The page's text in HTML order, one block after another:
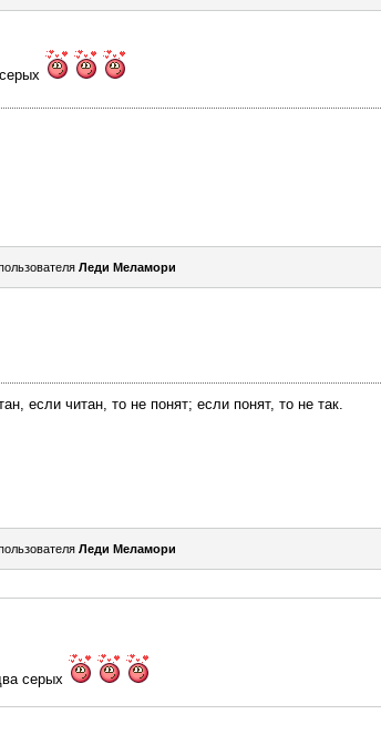
Леди Меламори
если читан, то не понят; если понят, то не так.
Леди Меламори
серых